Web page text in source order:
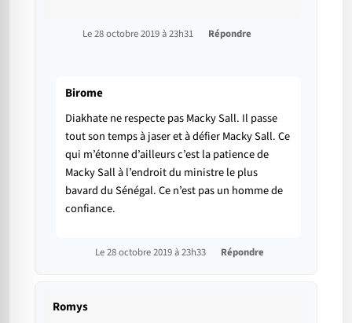
Le 28 octobre 2019 à 23h31 Répondre
Birome
Diakhate ne respecte pas Macky Sall. Il passe
tout son temps à jaser et à défier Macky Sall. Ce
qui m’étonne d’ailleurs c’est la patience de
Macky Sall à l’endroit du ministre le plus
bavard du Sénégal. Ce n’est pas un homme de
confiance.
Le 28 octobre 2019 à 23h33 Répondre
Romys